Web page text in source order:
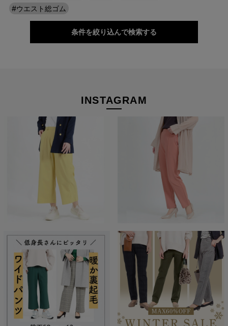
たどり着いたのは上質なストレッチ素材とシルエットから作
られるストレートパンツ。当店のパンツは、年齢にかかわら
ず、女性なら誰もが抱える体型の悩みに寄り添い、 変化し
やすい女性の体形にしっかりフィット、サポート。 長時間
はいていても疲れにくく、キレイと快適を両立します。
を生産
#ウエスト総ゴム
条件を絞り込んで検索する
INSTAGRAM